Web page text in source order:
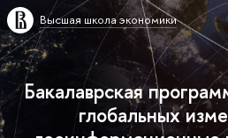
Высшая школа экономики
Бакалаврская
глобальных